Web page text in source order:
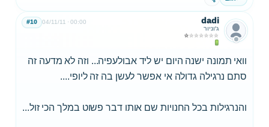
dadi
ג'וניור
04/11/11 00:00
#10
וואי תמונה ישנה היום יש ליד אבולעפיה... וזה לא מדעה זה
סתם נרגילה גדולה אי אפשר לעשן בה זה ליופי....
והנרגילות בכל החנויות שם אותו דבר פשוט במלך הכי זול...